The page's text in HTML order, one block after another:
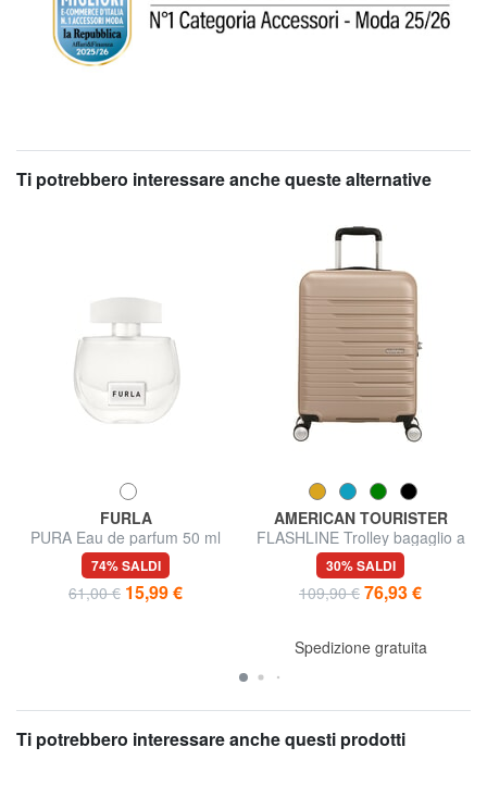
Ti potrebbero interessare anche queste alternative
FURLA
PURA Eau de parfum 50 ml
74% SALDI
61,00 € 15,99 €
AMERICAN TOURISTER
FLASHLINE Trolley bagaglio a
mano
30% SALDI
109,90 € 76,93 €
Spedizione gratuita
Ti potrebbero interessare anche questi prodotti